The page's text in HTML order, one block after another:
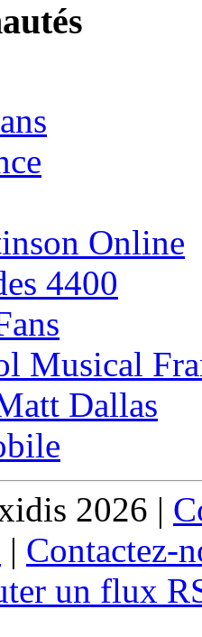
Online
4400
Musical
Dallas
2026 |
| Contactez-
un flux